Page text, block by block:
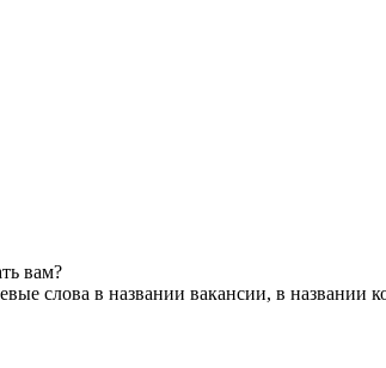
вам?
слова в названии вакансии, в названии